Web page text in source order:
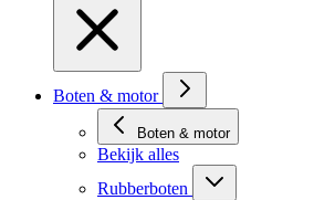
Boten & motor
Boten & motor
Bekijk alles
Rubberboten